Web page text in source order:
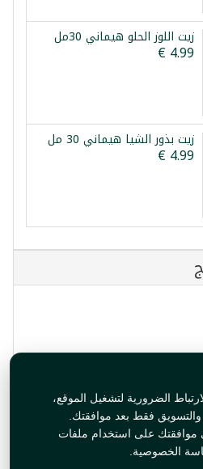
الضرورية لتشغيل الموقع،
فقط بعد موافقتك.
موافقتك على استخدام ملفات
الخصوصية.
زيت اللوز الحلو هيماني 30مل
زيت بذور الشيا هيماني 30 مل